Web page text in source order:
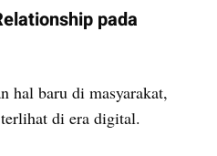
pada
hal baru di masyarakat,
di era digital.